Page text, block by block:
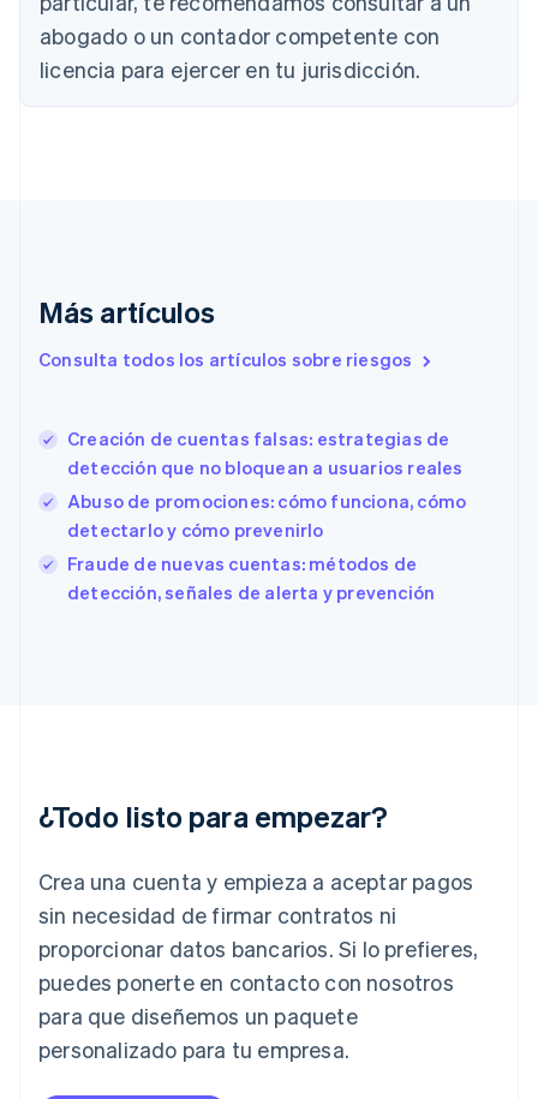
abogado o un contador competente con
licencia para ejercer en tu jurisdicción.
Más artículos
Consulta todos los artículos sobre riesgos
Creación de cuentas falsas: estrategias de
detección que no bloquean a usuarios reales
Abuso de promociones: cómo funciona, cómo
detectarlo y cómo prevenirlo
Fraude de nuevas cuentas: métodos de
detección, señales de alerta y prevención
¿Todo listo para empezar?
Crea una cuenta y empieza a aceptar pagos
sin necesidad de firmar contratos ni
proporcionar datos bancarios. Si lo prefieres,
puedes ponerte en contacto con nosotros
para que diseñemos un paquete
personalizado para tu empresa.
简体中文 English
Chipre
English
Croacia
EnglishItaliano
EnglishItaliano
EspañolEnglish
Estonia
Finlandia
EnglishSvenska
Francia
Gibraltar
English
Italia
Japón
日本語 English
Letonia
English
Liechtenstein
DeutschEnglish
Lituania
English
Luxemburgo